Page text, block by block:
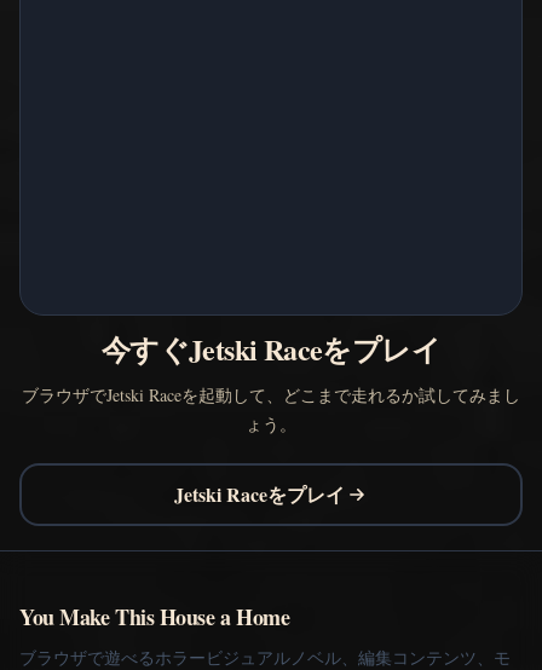
今すぐJetski Raceをプレイ
ブラウザでJetski Raceを起動して、どこまで走れるか試してみまし
ょう。
Jetski Raceをプレイ
You Make This House a Home
ブラウザで遊べるホラービジュアルノベル、編集コンテンツ、モ